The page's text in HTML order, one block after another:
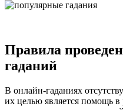
Правила
гаданий
В онлайн-гаданиях
их целью является помощь